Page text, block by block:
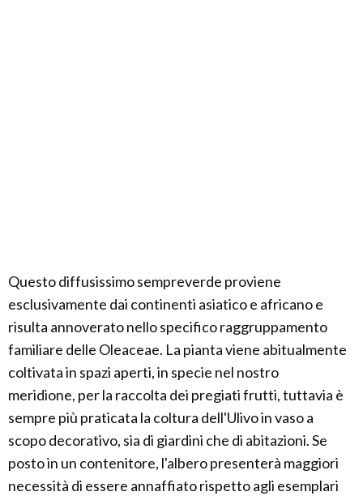
Questo diffusissimo sempreverde proviene
esclusivamente dai continenti asiatico e africano e
risulta annoverato nello specifico raggruppamento
familiare delle Oleaceae. La pianta viene abitualmente
coltivata in spazi aperti, in specie nel nostro
meridione, per la raccolta dei pregiati frutti, tuttavia è
sempre più praticata la coltura dell'Ulivo in vaso a
scopo decorativo, sia di giardini che di abitazioni. Se
posto in un contenitore, l'albero presenterà maggiori
necessità di essere annaffiato rispetto agli esemplari